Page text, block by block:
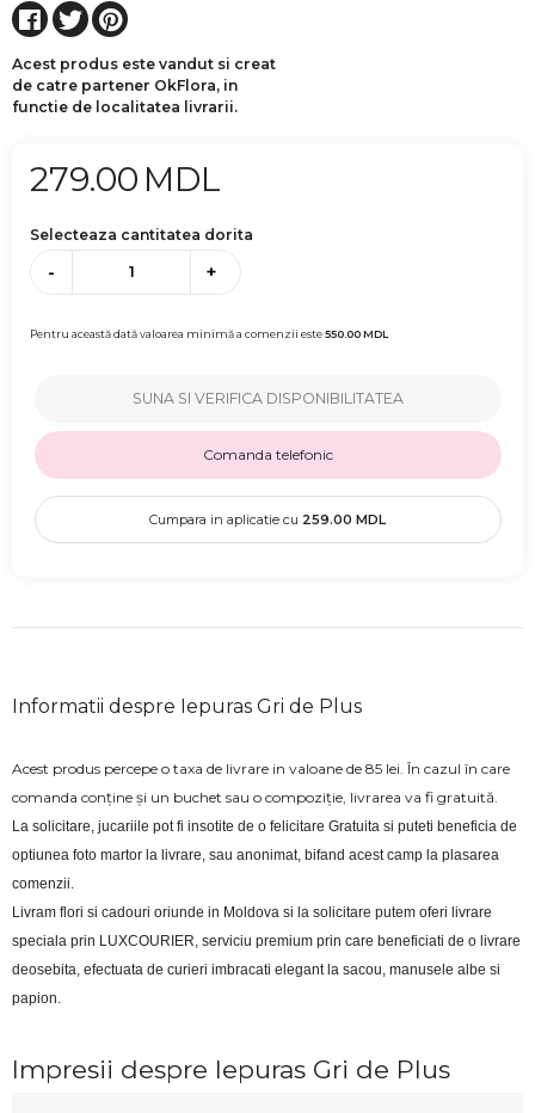
Acest produs este vandut si creat
de catre partener OkFlora, in
functie de localitatea livrarii.
279.00 MDL
Selecteaza cantitatea dorita
- +
Pentru această dată valoarea minimă a comenzii este550.00MDL
SUNA SI VERIFICA DISPONIBILITATEA
Comanda telefonic
Cumpara in aplicatie cu 259.00 MDL
Informatii despre Iepuras Gri de Plus
Acest produs percepe o taxa de livrare in valoane de 85 lei. În cazul în care
comanda conține și un buchet sau o compoziție, livrarea va fi gratuită.
La solicitare, jucariile pot fi insotite de o felicitare Gratuita si puteti beneficia de
optiunea foto martor la livrare, sau anonimat, bifand acest camp la plasarea
comenzii.
Livram flori si cadouri oriunde in Moldova si la solicitare putem oferi livrare
speciala prin LUXCOURIER, serviciu premium prin care beneficiati de o livrare
deosebita, efectuata de curieri imbracati elegant la sacou, manusele albe si
papion.
Impresii despre Iepuras Gri de Plus